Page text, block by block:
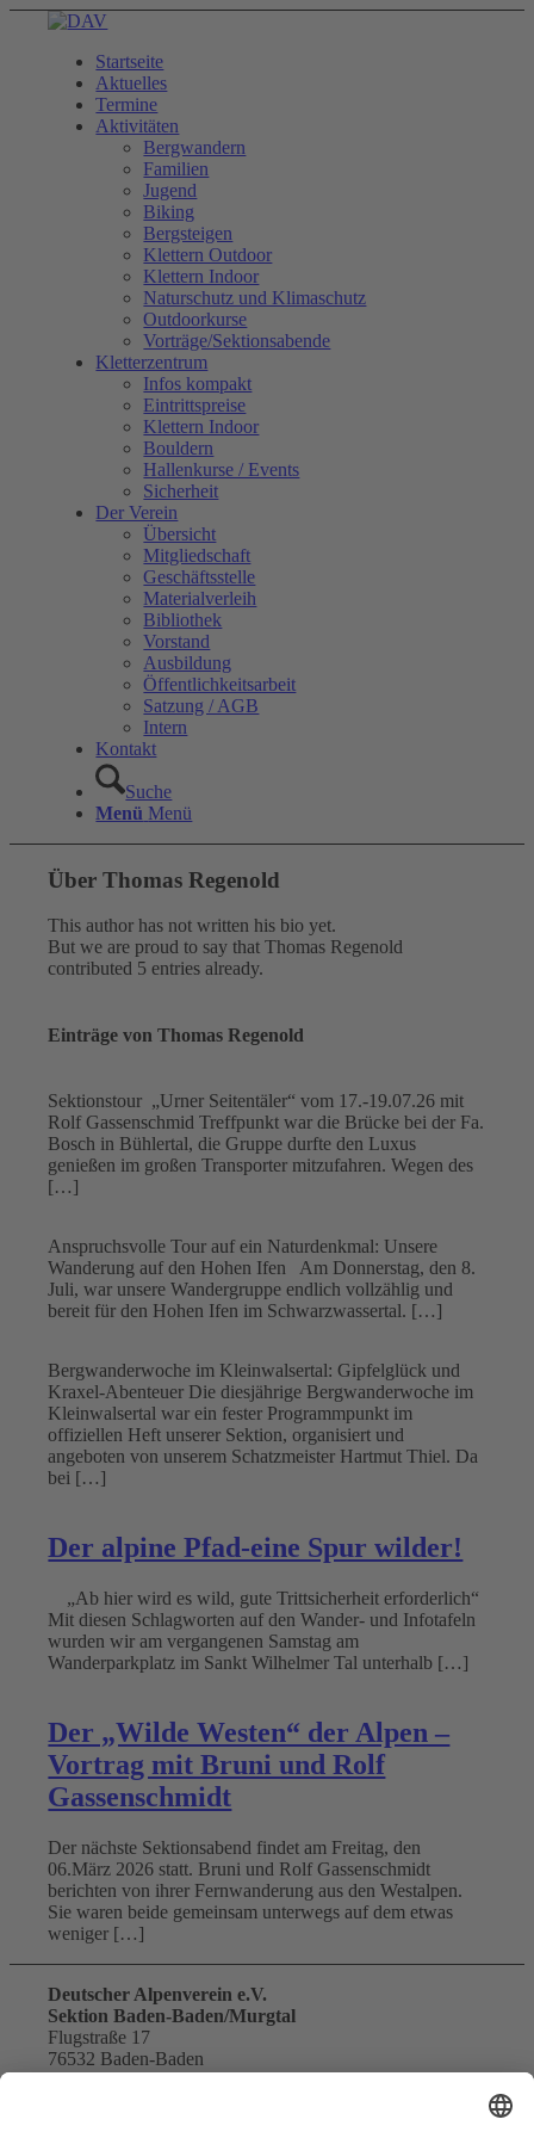
Startseite
Aktuelles
Termine
Aktivitäten
Bergwandern
Familien
Jugend
Biking
Bergsteigen
Klettern Outdoor
Klettern Indoor
Naturschutz und Klimaschutz
Outdoorkurse
Vorträge/Sektionsabende
Kletterzentrum
Infos kompakt
Eintrittspreise
Klettern Indoor
Bouldern
Hallenkurse / Events
Sicherheit
Der Verein
Übersicht
Mitgliedschaft
Geschäftsstelle
Materialverleih
Bibliothek
Vorstand
Ausbildung
Öffentlichkeitsarbeit
Satzung / AGB
Intern
Kontakt
Suche
Menü Menü
ÜberThomas Regenold
This author has not written his bio yet.
But we are proud to say thatThomas Regenold
contributed 5 entries already.
Einträge von Thomas Regenold
Sektionstour „Urner Seitentäler“ vom 17.-19.07.26 mit
Rolf Gassenschmid Treffpunkt war die Brücke bei der Fa.
Bosch in Bühlertal, die Gruppe durfte den Luxus
genießen im großen Transporter mitzufahren. Wegen des
[…]
Anspruchsvolle Tour auf ein Naturdenkmal: Unsere
Wanderung auf den Hohen Ifen Am Donnerstag, den 8.
Juli, war unsere Wandergruppe endlich vollzählig und
bereit für den Hohen Ifen im Schwarzwassertal. […]
Bergwanderwoche im Kleinwalsertal: Gipfelglück und
Kraxel-Abenteuer Die diesjährige Bergwanderwoche im
Kleinwalsertal war ein fester Programmpunkt im
offiziellen Heft unserer Sektion, organisiert und
angeboten von unserem Schatzmeister Hartmut Thiel. Da
bei […]
Der alpine Pfad-eine Spur wilder!
„Ab hier wird es wild, gute Trittsicherheit erforderlich“
Mit diesen Schlagworten auf den Wander- und Infotafeln
wurden wir am vergangenen Samstag am
Wanderparkplatz im Sankt Wilhelmer Tal unterhalb […]
Der „Wilde Westen“ der Alpen –
Vortrag mit Bruni und Rolf
Gassenschmidt
Der nächste Sektionsabend findet am Freitag, den
06.März 2026 statt. Bruni und Rolf Gassenschmidt
berichten von ihrer Fernwanderung aus den Westalpen.
Sie waren beide gemeinsam unterwegs auf dem etwas
weniger […]
Deutscher Alpenverein e.V.
Sektion Baden-Baden/Murgtal
Flugstraße 17
76532 Baden-Baden